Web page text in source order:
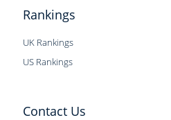
Rankings
UK Rankings
US Rankings
Contact Us